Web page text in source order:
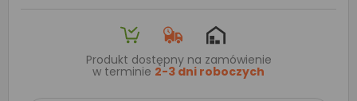
Produkt dostępny na zamówienie
w terminie 2-3 dni roboczych